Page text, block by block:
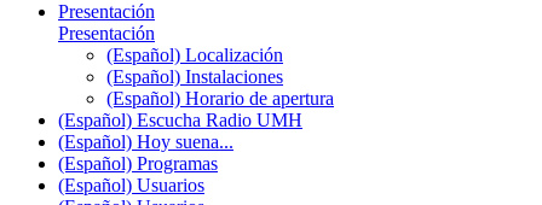
Presentación
Presentación
(Español) Localización
(Español) Instalaciones
(Español) Horario de apertura
(Español) Escucha Radio UMH
(Español) Hoy suena...
(Español) Programas
(Español) Usuarios